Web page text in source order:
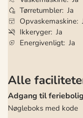
Tørretumbler Ja
Opvaskemaskine
Ikkeryger Ja
Energivenligt Ja
Alle
Adgang til
Nøgleboks med kode